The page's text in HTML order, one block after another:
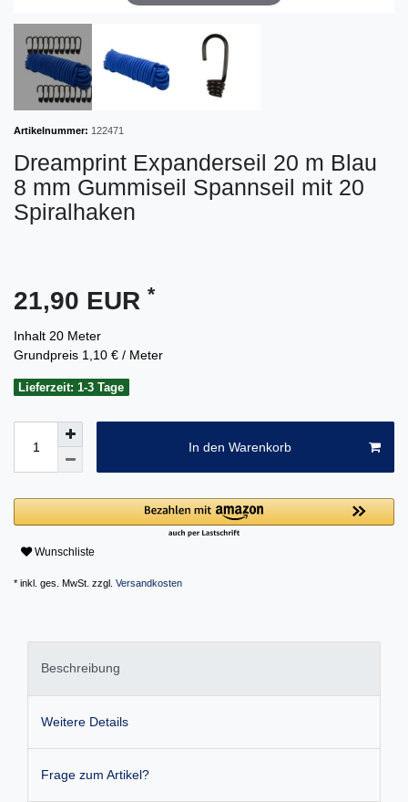
Artikelnummer: 122471
Dreamprint Expanderseil 20 m Blau
8 mm Gummiseil Spannseil mit 20
Spiralhaken
21,90 EUR *
Inhalt 20 Meter
Grundpreis 1,10 € / Meter
Lieferzeit: 1-3 Tage
In den Warenkorb
Wunschliste
* inkl. ges. MwSt. zzgl. Versandkosten
Beschreibung
Weitere Details
Frage zum Artikel?